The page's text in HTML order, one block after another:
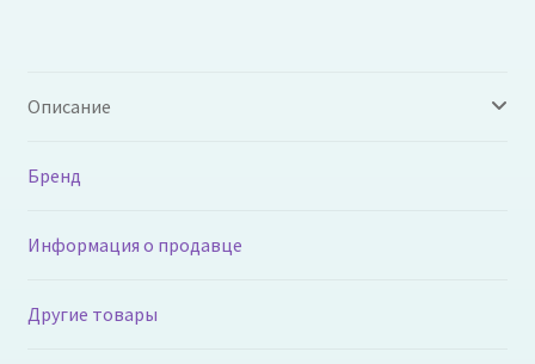
Описание
Бренд
Информация о продавце
Другие товары